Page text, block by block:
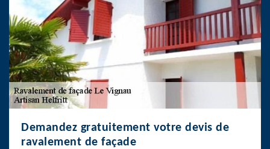
Demandez gratuitement votre devis de
ravalement de façade